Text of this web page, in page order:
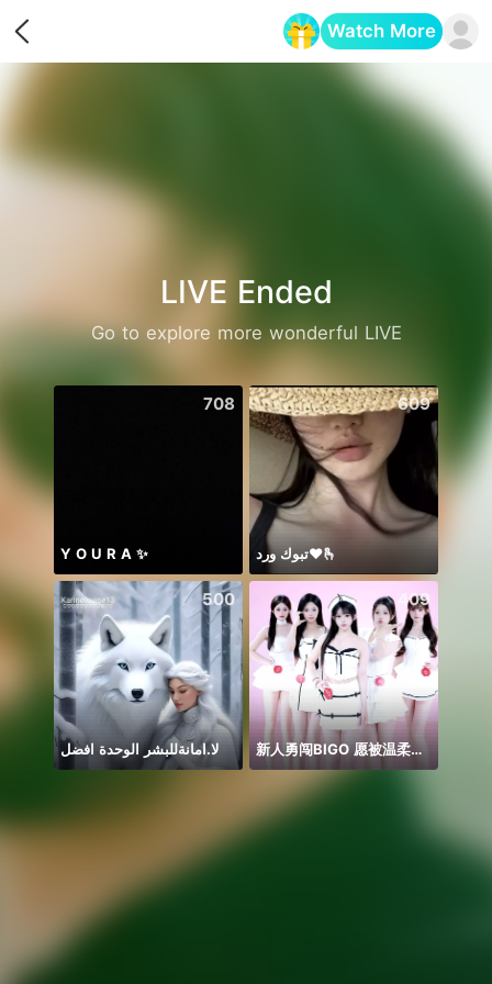
Watch More
LIVE Ended
Go to explore more wonderful LIVE
708
Y O U R A ✨
609
تبوك ورد❤️🫰
500
لا.امانةللبشر الوحدة افضل
409
新人勇闯BIGO 愿被温柔以对